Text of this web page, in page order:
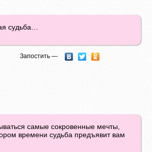
судьба…
Запостить —
самые сокровенные мечты,
времени судьба предъявит вам